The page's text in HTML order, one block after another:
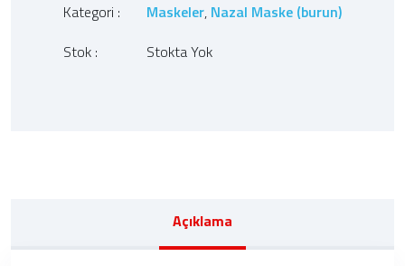
Kategori :
Maskeler, Nazal Maske (burun)
Stok :
Stokta Yok
Açıklama